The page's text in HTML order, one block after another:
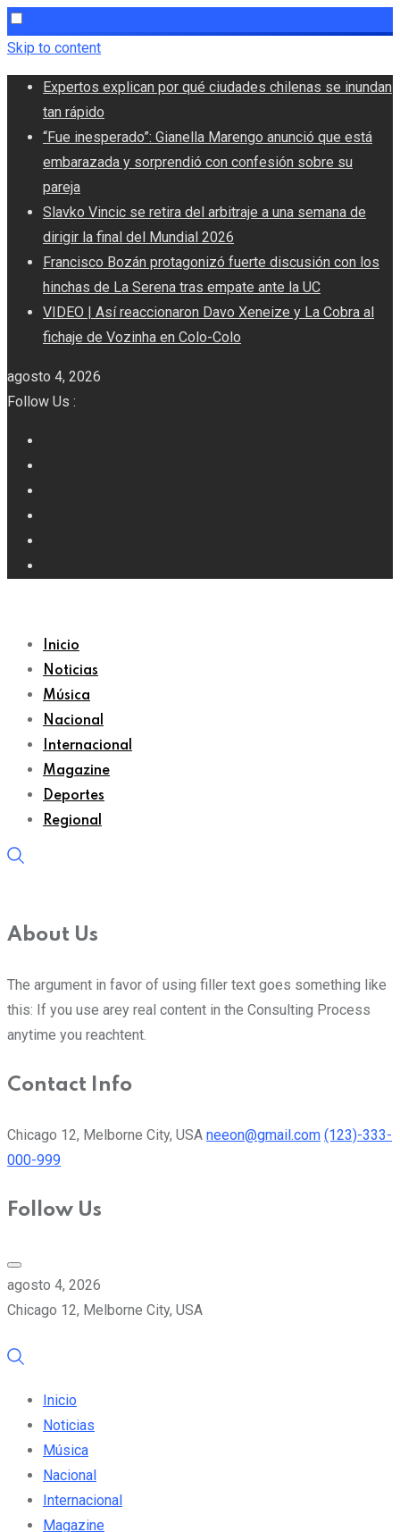
Skip to content
Expertos explican por qué ciudades chilenas se inundan
tan rápido
“Fue inesperado”: Gianella Marengo anunció que está
embarazada y sorprendió con confesión sobre su
pareja
Slavko Vincic se retira del arbitraje a una semana de
dirigir la final del Mundial 2026
Francisco Bozán protagonizó fuerte discusión con los
hinchas de La Serena tras empate ante la UC
VIDEO | Así reaccionaron Davo Xeneize y La Cobra al
fichaje de Vozinha en Colo-Colo
agosto 4, 2026
Follow Us :
Inicio
Noticias
Música
Nacional
Internacional
Magazine
Deportes
Regional
About Us
The argument in favor of using filler text goes something like
this: If you use arey real content in the Consulting Process
anytime you reachtent.
Contact Info
Chicago 12, Melborne City, USA neeon@gmail.com (123)-333-
000-999
Follow Us
agosto 4, 2026
Chicago 12, Melborne City, USA
Inicio
Noticias
Música
Nacional
Internacional
Magazine